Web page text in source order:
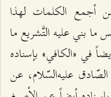
أجمع الكلمات لهذا
ما بني عليه التَّشريع ما
في «الكافي» بإسناده
عليه‌السّلام، عن